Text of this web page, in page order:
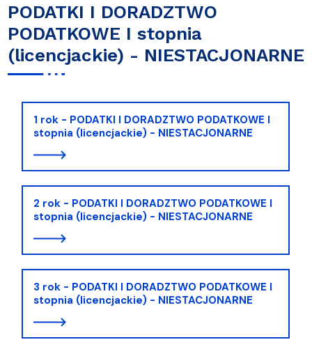
PODATKI I DORADZTWO
PODATKOWE I stopnia
(licencjackie) - NIESTACJONARNE
1 rok - PODATKI I DORADZTWO PODATKOWE I
stopnia (licencjackie) - NIESTACJONARNE
2 rok - PODATKI I DORADZTWO PODATKOWE I
stopnia (licencjackie) - NIESTACJONARNE
3 rok - PODATKI I DORADZTWO PODATKOWE I
stopnia (licencjackie) - NIESTACJONARNE